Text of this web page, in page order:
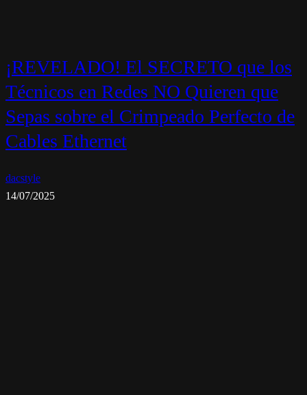
¡REVELADO! El SECRETO que los
Técnicos en Redes NO Quieren que
Sepas sobre el Crimpeado Perfecto de
Cables Ethernet
dacstyle
14/07/2025